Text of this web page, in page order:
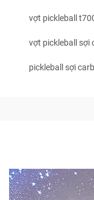
vợt pickleball
vợt pickleball sợi
pickleball sợi